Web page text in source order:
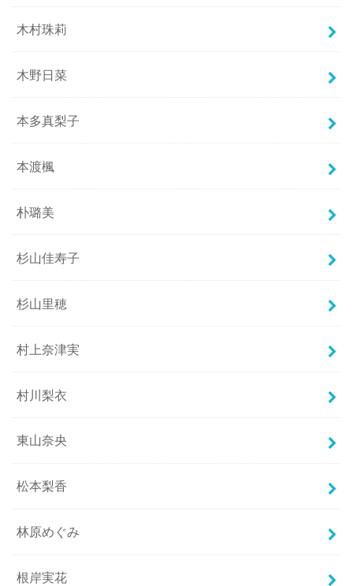
木村珠莉
木野日菜
本多真梨子
本渡楓
朴璐美
杉山佳寿子
杉山里穂
村上奈津実
村川梨衣
東山奈央
松本梨香
林原めぐみ
根岸実花